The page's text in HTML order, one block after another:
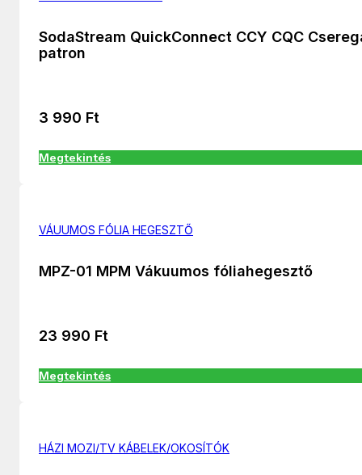
SodaStream QuickConnect CCY CQC
patron
3 990 Ft
Megtekintés
VÁUUMOS FÓLIA HEGESZTŐ
MPZ-01 MPM Vákuumos fóliahegesztő
23 990 Ft
Megtekintés
HÁZI MOZI/TV KÁBELEK/OKOSÍTÓK